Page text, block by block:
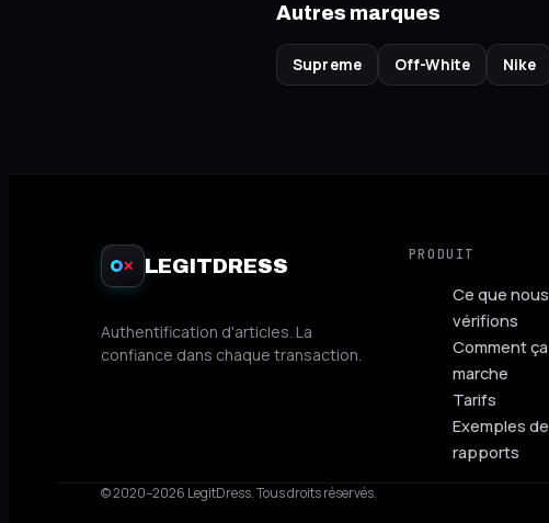
Autres marques
Supreme Off-White Nike
✕ LEGITDRESS
Authentification d'articles. La
confiance dans chaque transaction.
PRODUIT
Ce que nous
vérifions
Comment ça
marche
Tarifs
Exemples de
rapports
© 2020–2026 LegitDress.Tous droits réservés.